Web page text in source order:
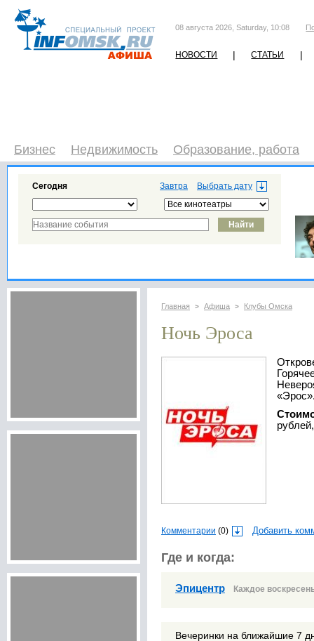
08 августа 2026, Saturday, 10:08
НОВОСТИ | СТАТЬИ |
Бизнес Недвижимость Образование, работа
Завтра
Сегодня
Главная > Афиша > Клубы Омска
Ночь Эроса
Откровения и страсти до утра.
Комментарии (0) Добавить
Где и когда:
Эпицентр Каждое
Вечеринки на ближайшие 7